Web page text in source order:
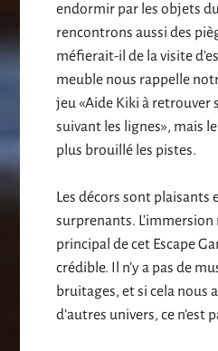
endormir par les objets
rencontrons aussi des
méfierait-il de la visite
meuble nous rappelle
jeu «Aide Kiki à retrouver
suivant les lignes», mais
plus brouillé les pistes.
Les décors sont plaisants
surprenants. L’immersion
principal de cet Escape
crédible. Il n’y a pas de
bruitages, et si cela nous
d’autres univers, ce n’est